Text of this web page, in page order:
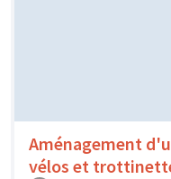
Aménagement
vélos et